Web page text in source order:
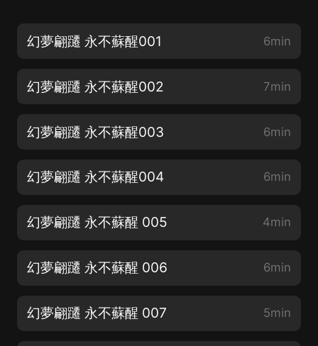
幻夢翩躚 永不蘇醒001 6min
幻夢翩躚 永不蘇醒002 7min
幻夢翩躚 永不蘇醒003 6min
幻夢翩躚 永不蘇醒004 6min
幻夢翩躚 永不蘇醒 005 4min
幻夢翩躚 永不蘇醒 006 6min
幻夢翩躚 永不蘇醒 007 5min